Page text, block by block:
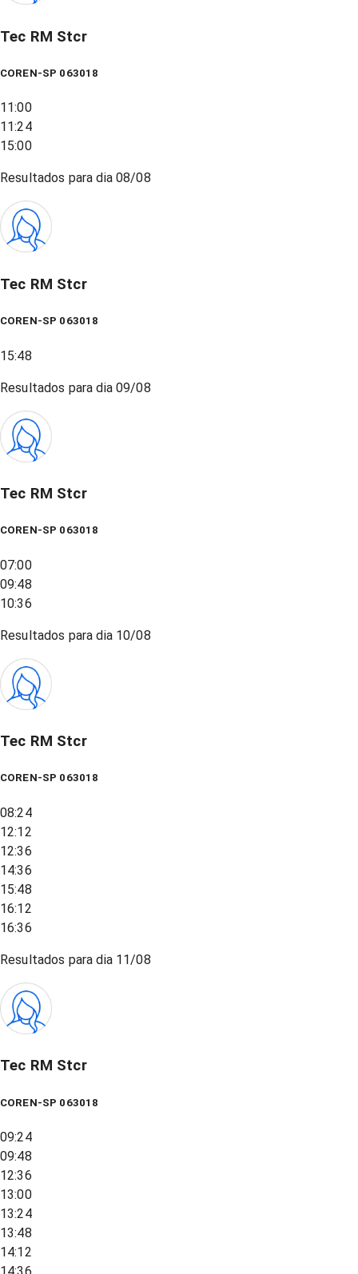
Tec RM Stcr
COREN-SP 063018
11:00
11:24
15:00
Resultados para dia08/08
Tec RM Stcr
COREN-SP 063018
15:48
Resultados para dia09/08
Tec RM Stcr
COREN-SP 063018
07:00
09:48
10:36
Resultados para dia 10/08
Tec RM Stcr
COREN-SP 063018
08:24
12:12
12:36
14:36
15:48
16:12
16:36
Resultados para dia 11/08
Tec RM Stcr
COREN-SP 063018
09:24
09:48
12:36
13:00
13:24
13:48
14:12
14:36